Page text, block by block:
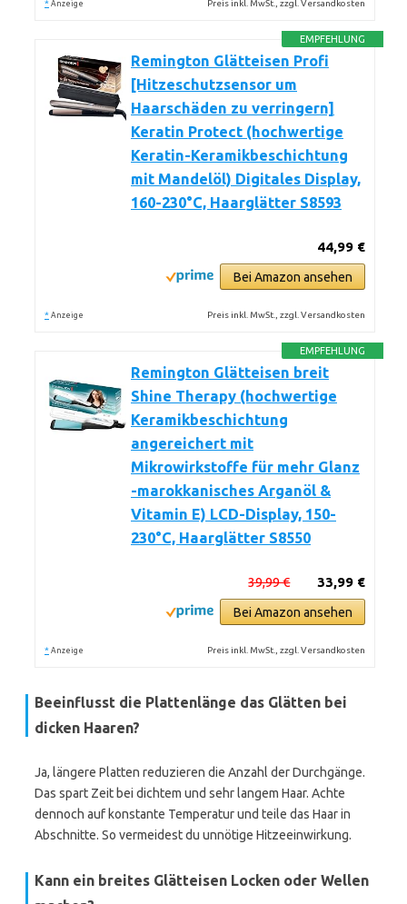
* Anzeige Preis inkl. MwSt., zzgl. Versandkosten
EMPFEHLUNG
Remington Glätteisen Profi
[Hitzeschutzsensor um
Haarschäden zu verringern]
Keratin Protect (hochwertige
Keratin-Keramikbeschichtung
mit Mandelöl) Digitales Display,
160-230°C, Haarglätter S8593
44,99 €
Bei Amazon ansehen
* Anzeige Preis inkl. MwSt., zzgl. Versandkosten
EMPFEHLUNG
Remington Glätteisen breit
Shine Therapy (hochwertige
Keramikbeschichtung
angereichert mit
Mikrowirkstoffe für mehr Glanz
-marokkanisches Arganöl &
Vitamin E) LCD-Display, 150-
230°C, Haarglätter S8550
33,99 €
39,99 €
Bei Amazon ansehen
* Anzeige Preis inkl. MwSt., zzgl. Versandkosten
Beeinflusst die Plattenlänge das Glätten bei
dicken Haaren?
Ja, längere Platten reduzieren die Anzahl der Durchgänge.
Das spart Zeit bei dichtem und sehr langem Haar. Achte
dennoch auf konstante Temperatur und teile das Haar in
Abschnitte. So vermeidest du unnötige Hitzeeinwirkung.
Kann ein breites Glätteisen Locken oder Wellen